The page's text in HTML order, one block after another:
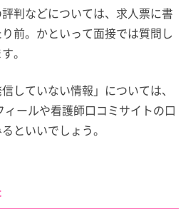
判などについては、求人票に書
前。かといって面接では質問し
。
していない情報」については、
ールや看護師口コミサイトの口
といいでしょう。